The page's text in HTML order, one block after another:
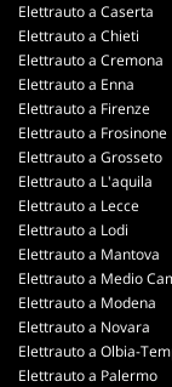
Elettrauto a Caserta
Elettrauto a Chieti
Elettrauto a Cremona
Elettrauto a Enna
Elettrauto a Firenze
Elettrauto a Frosinone
Elettrauto a Grosseto
Elettrauto a L'aquila
Elettrauto a Lecce
Elettrauto a Lodi
Elettrauto a Mantova
Elettrauto a Medio
Elettrauto a Modena
Elettrauto a Novara
Elettrauto a Olbia-
Elettrauto a Palermo